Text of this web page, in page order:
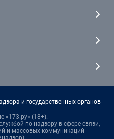
и государственных органов
«173.ру» (18+).
по надзору в сфере связи,
и массовых коммуникаций